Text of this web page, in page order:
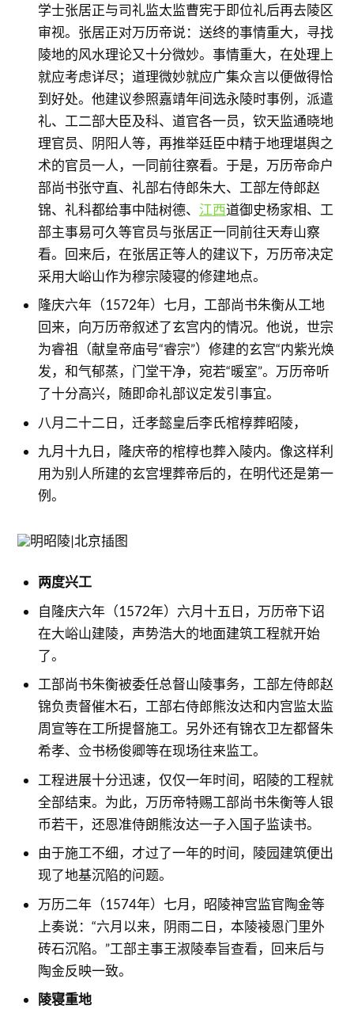
学士张居正与司礼监太监曹宪于即位礼后再去陵区
审视。张居正对万历帝说：送终的事情重大，寻找
陵地的风水理论又十分微妙。事情重大，在处理上
就应考虑详尽；道理微妙就应广集众言以便做得恰
到好处。他建议参照嘉靖年间选永陵时事例，派遣
礼、工二部大臣及科、道官各一员，钦天监通晓地
理官员、阴阳人等，再推举廷臣中精于地理堪舆之
术的官员一人，一同前往察看。于是，万历帝命户
部尚书张守直、礼部右侍郎朱大、工部左侍郎赵
锦、礼科都给事中陆树德、 江西道御史杨家相、工
部主事易可久等官员与张居正一同前往天寿山察
看。回来后，在张居正等人的建议下，万历帝决定
采用大峪山作为穆宗陵寝的修建地点。
隆庆六年（1572年）七月，工部尚书朱衡从工地
回来，向万历帝叙述了玄宫内的情况。他说，世宗
为睿祖（献皇帝庙号“睿宗”）修建的玄宫“内紫光焕
发，和气郁蒸，门堂干净，宛若“暖室”。万历帝听
了十分高兴，随即命礼部议定发引事宜。
八月二十二日，迁孝懿皇后李氏棺椁葬昭陵，
九月十九日，隆庆帝的棺椁也葬入陵内。像这样利
用为别人所建的玄宫埋葬帝后的，在明代还是第一
例。
两度兴工
自隆庆六年（1572年）六月十五日，万历帝下诏
在大峪山建陵，声势浩大的地面建筑工程就开始
了。
工部尚书朱衡被委任总督山陵事务，工部左侍郎赵
锦负责督催木石，工部右侍郎熊汝达和内宫监太监
周宣等在工所提督施工。另外还有锦衣卫左都督朱
希孝、佥书杨俊卿等在现场往来监工。
工程进展十分迅速，仅仅一年时间，昭陵的工程就
全部结束。为此，万历帝特赐工部尚书朱衡等人银
币若干，还恩准侍朗熊汝达一子入国子监读书。
由于施工不细，才过了一年的时间，陵园建筑便出
现了地基沉陷的问题。
万历二年（1574年）七月，昭陵神宫监官陶金等
上奏说：“六月以来，阴雨二日，本陵裬恩门里外
砖石沉陷。”工部主事王淑陵奉旨查看，回来后与
陶金反映一致。
陵寝重地